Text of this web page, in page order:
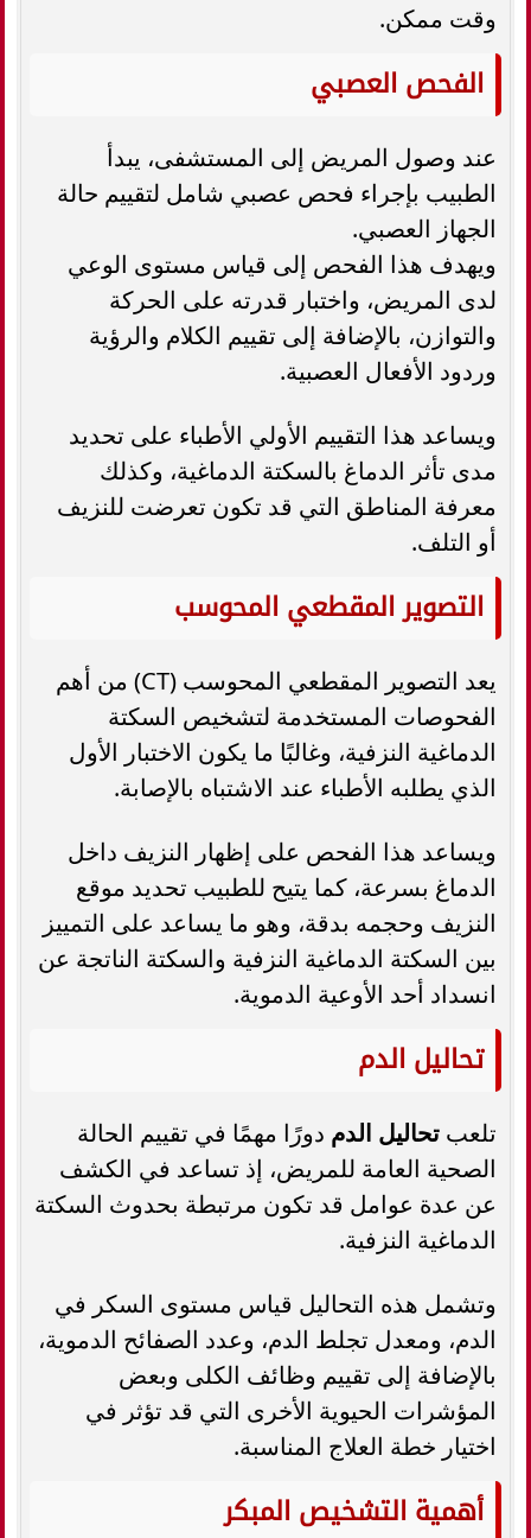
وقت ممكن.
الفحص العصبي
عند وصول المريض إلى المستشفى، يبدأ
الطبيب بإجراء فحص عصبي شامل لتقييم حالة
الجهاز العصبي.
ويهدف هذا الفحص إلى قياس مستوى الوعي
لدى المريض، واختبار قدرته على الحركة
والتوازن، بالإضافة إلى تقييم الكلام والرؤية
وردود الأفعال العصبية.
ويساعد هذا التقييم الأولي الأطباء على تحديد
مدى تأثر الدماغ بالسكتة الدماغية، وكذلك
معرفة المناطق التي قد تكون تعرضت للنزيف
أو التلف.
التصوير المقطعي المحوسب
يعد التصوير المقطعي المحوسب (CT) من أهم
الفحوصات المستخدمة لتشخيص السكتة
الدماغية النزفية، وغالبًا ما يكون الاختبار الأول
الذي يطلبه الأطباء عند الاشتباه بالإصابة.
ويساعد هذا الفحص على إظهار النزيف داخل
الدماغ بسرعة، كما يتيح للطبيب تحديد موقع
النزيف وحجمه بدقة، وهو ما يساعد على التمييز
بين السكتة الدماغية النزفية والسكتة الناتجة عن
انسداد أحد الأوعية الدموية.
تحاليل الدم
تلعب تحاليل الدم دورًا مهمًا في تقييم الحالة
الصحية العامة للمريض، إذ تساعد في الكشف
عن عدة عوامل قد تكون مرتبطة بحدوث السكتة
الدماغية النزفية.
وتشمل هذه التحاليل قياس مستوى السكر في
الدم، ومعدل تجلط الدم، وعدد الصفائح الدموية،
بالإضافة إلى تقييم وظائف الكلى وبعض
المؤشرات الحيوية الأخرى التي قد تؤثر في
اختيار خطة العلاج المناسبة.
أهمية التشخيص المبكر